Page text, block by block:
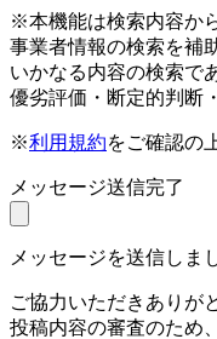
※本機能は検索内容か
事業者情報の検索を補
いかなる内容の検索で
優劣評価・断定的判断
※利用規約をご確認の
メッセージ送信完了
メッセージを送信しま
ご協力いただきありが
投稿内容の審査のため